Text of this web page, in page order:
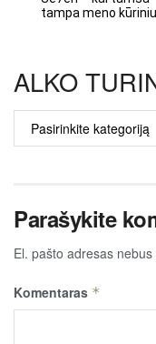
tampa meno kūriniu
ALKO
ALKO
TURINYS
Parašykite
El. pašto adresas
Komentaras *